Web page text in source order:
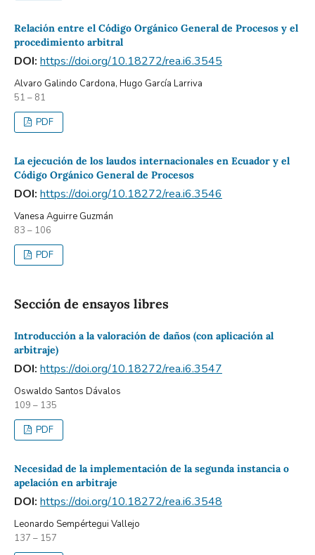
Relación entre el Código Orgánico General de Procesos y el
procedimiento arbitral
DOI: https://doi.org/10.18272/rea.i6.3545
Alvaro Galindo Cardona, Hugo García Larriva
51 – 81
PDF
La ejecución de los laudos internacionales en Ecuador y el
Código Orgánico General de Procesos
DOI: https://doi.org/10.18272/rea.i6.3546
Vanesa Aguirre Guzmán
83 – 106
PDF
Sección de ensayos libres
Introducción a la valoración de daños (con aplicación al
arbitraje)
DOI: https://doi.org/10.18272/rea.i6.3547
Oswaldo Santos Dávalos
109 – 135
PDF
Necesidad de la implementación de la segunda instancia o
apelación en arbitraje
DOI: https://doi.org/10.18272/rea.i6.3548
Leonardo Sempértegui Vallejo
137 – 157